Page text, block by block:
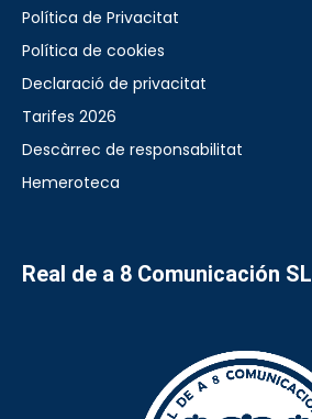
Política de Privacitat
Política de cookies
Declaració de privacitat
Tarifes 2026
Descàrrec de responsabilitat
Hemeroteca
Real de a 8 Comunicación SL